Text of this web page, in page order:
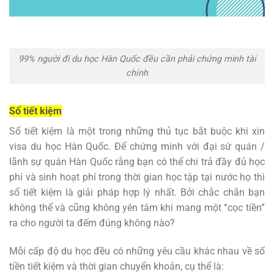
99% người đi du học Hàn Quốc đều cần phải chứng minh tài
chính
Sổ tiết kiệm
Sổ tiết kiệm là một trong những thủ tục bắt buộc khi xin
visa du học Hàn Quốc. Để chứng minh với đại sứ quán /
lãnh sự quán Hàn Quốc rằng bạn có thể chi trả đầy đủ học
phí và sinh hoạt phí trong thời gian học tập tại nước họ thì
sổ tiết kiệm là giải pháp hợp lý nhất. Bởi chắc chắn bạn
không thể và cũng không yên tâm khi mang một “cọc tiền”
ra cho người ta đếm đúng không nào?
Mỗi cấp độ du học đều có những yêu cầu khác nhau về số
tiền tiết kiệm và thời gian chuyển khoản, cụ thể là: